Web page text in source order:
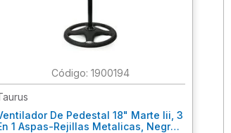
:1900194
De Pedestal 18" Marte Iii, 3
1 Aspas-Rejillas Metalicas, Negro